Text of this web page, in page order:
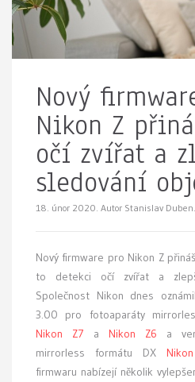
Nový
Nikon Z
očí zvířat a
sledování
18. únor 2020. Autor Stanislav
Nový firmware pro Nikon Z
to detekci očí zvířat a
Společnost Nikon dnes
3.00 pro fotoaparáty
Nikon Z7 a Nikon Z6 a
mirrorless formátu DX
firmwaru nabízejí několik